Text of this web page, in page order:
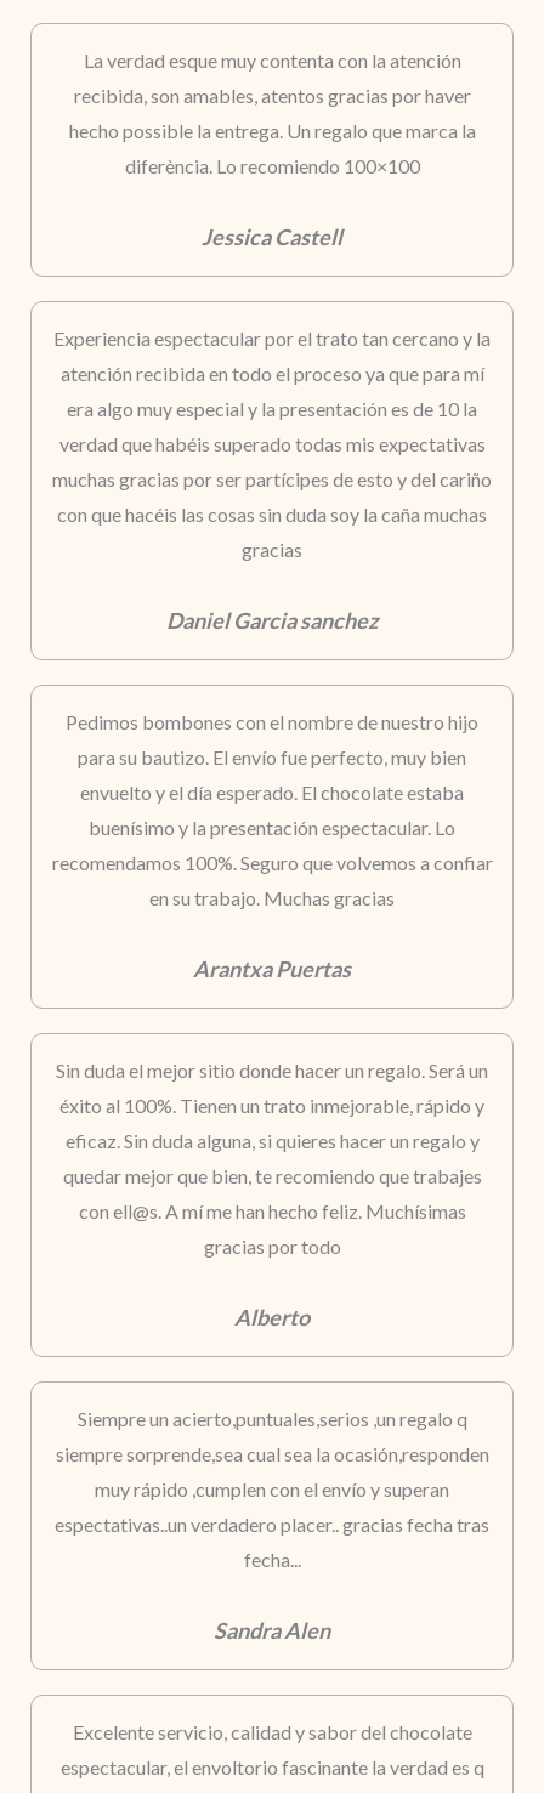
La verdad esque muy contenta con la atención
recibida, son amables, atentos gracias por haver
hecho possible la entrega. Un regalo que marca la
diferència. Lo recomiendo 100×100
Jessica Castell
Experiencia espectacular por el trato tan cercano y la
atención recibida en todo el proceso ya que para mí
era algo muy especial y la presentación es de 10 la
verdad que habéis superado todas mis expectativas
muchas gracias por ser partícipes de esto y del cariño
con que hacéis las cosas sin duda soy la caña muchas
gracias
Daniel Garcia sanchez
Pedimos bombones con el nombre de nuestro hijo
para su bautizo. El envío fue perfecto, muy bien
envuelto y el día esperado. El chocolate estaba
buenísimo y la presentación espectacular. Lo
recomendamos 100%. Seguro que volvemos a confiar
en su trabajo. Muchas gracias
Arantxa Puertas
Sin duda el mejor sitio donde hacer un regalo. Será un
éxito al 100%. Tienen un trato inmejorable, rápido y
eficaz. Sin duda alguna, si quieres hacer un regalo y
quedar mejor que bien, te recomiendo que trabajes
con ell@s. A mí me han hecho feliz. Muchísimas
gracias por todo
Alberto
Siempre un acierto,puntuales,serios ,un regalo q
siempre sorprende,sea cual sea la ocasión,responden
muy rápido ,cumplen con el envío y superan
espectativas..un verdadero placer.. gracias fecha tras
fecha...
Sandra Alen
Excelente servicio, calidad y sabor del chocolate
espectacular, el envoltorio fascinante la verdad es q